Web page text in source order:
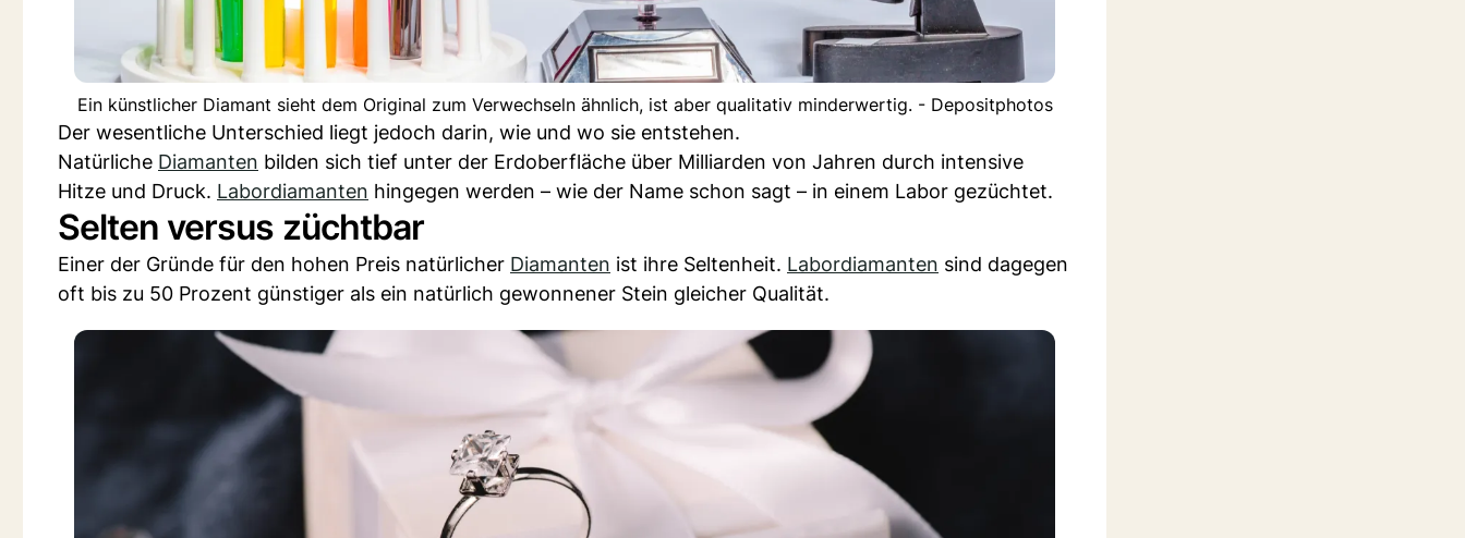
Ein künstlicher Diamant sieht dem Original zum Verwechseln ähnlich, ist aber qualitativ minderwertig. - Depositphotos
Der wesentliche Unterschied liegt jedoch darin, wie und wo sie entstehen.
Natürliche Diamanten bilden sich tief unter der Erdoberfläche über Milliarden von Jahren durch intensive
Hitze und Druck. Labordiamanten hingegen werden – wie der Name schon sagt – in einem Labor gezüchtet.
Selten versus züchtbar
Einer der Gründe für den hohen Preis natürlicher Diamanten ist ihre Seltenheit. Labordiamanten sind dagegen
oft bis zu 50 Prozent günstiger als ein natürlich gewonnener Stein gleicher Qualität.